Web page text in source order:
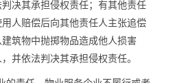
决其承担侵权责任；有其他责任
人赔偿后向其他责任人主张追偿
筑物中抛掷物品造成他人损害
并依法判决其承担侵权责任。